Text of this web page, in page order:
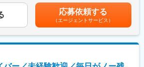
められている医薬品が、日本では未承認のまま
多い状態
っている現状があります。
て、患者様への最良の医療を提供できる環境を
度月給(月額)は固定手当を含めた表記です。
応募依頼する
（エージェントサービス）